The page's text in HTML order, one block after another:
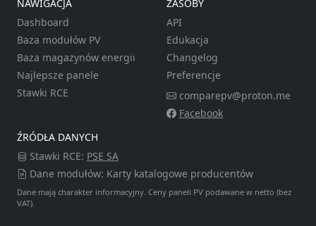
NAWIGACJA
Dashboard
Baza modułów PV
Baza magazynów energii
Najlepsze panele
Stawki RCE
ZASOBY
API
Edukacja
Changelog
Preferencje
comparepv@proton.me
Facebook
ŹRÓDŁA DANYCH
Stawki RCE: PSE SA
Dane modułów: Karty katalogowe producentów
Dane mają charakter informacyjny. Ceny paneli PV podawane w netto (bez
VAT).